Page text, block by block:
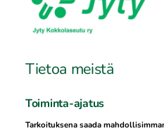
Jyty Kokkolanseutu ry
Tietoa meistä
Toiminta-ajatus
Tarkoituksena saada